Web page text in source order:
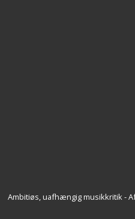
Ambitiøs, uafhængig musikkritik -